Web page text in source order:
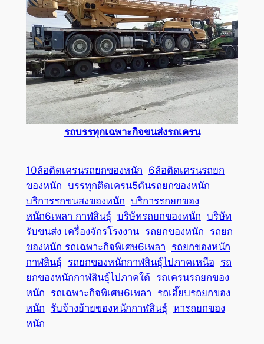
รถบรรทุกเฉพาะกิจขนส่งรถเครน
10ล้อติดเครนรถยกของหนัก 6ล้อติดเครนรถยก
ของหนัก บรรทุกติดเครน5ตันรถยกของหนัก
บริการรถขนสงของหนัก บริการรถยกของ
หนัก6เพลา กาฬสินธุ์ บริษัทรถยกของหนัก บริษัท
รับขนส่ง เครื่องจักรโรงงาน รถยกของหนัก รถยก
ของหนัก รถเฉพาะกิจพิเศษ6เพลา รถยกของหนัก
กาฬสินธุ์ รถยกของหนักกาฬสินธุ์ไปภาคเหนือ รถ
ยกของหนักกาฬสินธุ์ไปภาคใต้ รถเครนรถยกของ
หนัก รถเฉพาะกิจพิเศษ6เพลา รถเฮี๊ยบรถยกของ
หนัก รับจ้างย้ายของหนักกาฬสินธุ์ หารถยกของ
หนัก